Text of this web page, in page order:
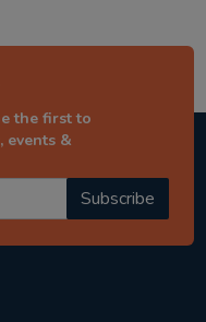
the first to
events &
Subscribe